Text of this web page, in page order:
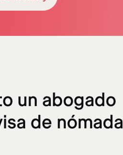
un abogado
de nómada